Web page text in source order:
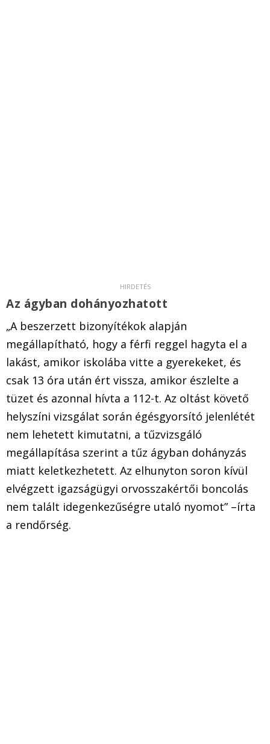
Az ágyban dohányozhatott
„A beszerzett bizonyítékok alapján
megállapítható, hogy a férfi reggel hagyta el a
lakást, amikor iskolába vitte a gyerekeket, és
csak 13 óra után ért vissza, amikor észlelte a
tüzet és azonnal hívta a 112-t. Az oltást követő
helyszíni vizsgálat során égésgyorsító jelenlétét
nem lehetett kimutatni, a tűzvizsgáló
megállapítása szerint a tűz ágyban dohányzás
miatt keletkezhetett. Az elhunyton soron kívül
elvégzett igazságügyi orvosszakértői boncolás
nem talált idegenkezűségre utaló nyomot” –írta
a rendőrség.